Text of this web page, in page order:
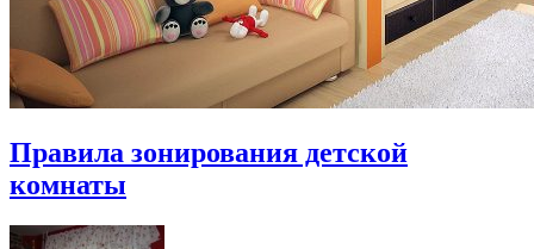
Правила зонирования детской
комнаты